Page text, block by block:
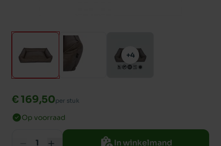
+4
€ 169,50per stuk
Op voorraad
In winkelmand